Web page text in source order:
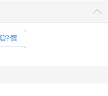
別喜歡和南天寶摔角的福寶。
寶一點一點地，藏進心裡最
利適應並喜歡上新環境，好到
的掛念了呢？
評價